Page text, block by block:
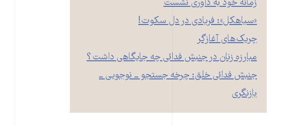
زمانه خود به داوری نشست
«سیاهکل»: فریادی در دل سکوت!
چریک‌های آغازگر
مبارزه زنان در جنبش فدائی چه جایگاهی داشت؟
جنبش فدائی خلق: چرخه جستجو ــ نوجویی ــ
بازنگری